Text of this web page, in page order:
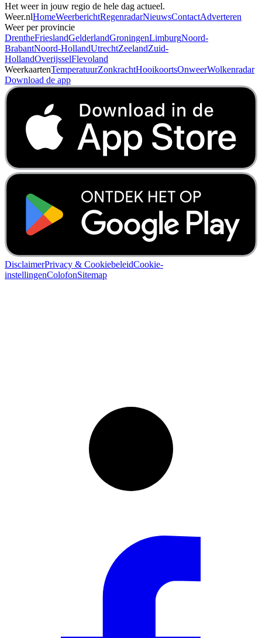
Het weer in jouw regio de hele dag actueel.
Weer.nlHomeWeerberichtRegenradarNieuwsContactAdverteren
Weer per provincie
DrentheFrieslandGelderlandGroningenLimburgNoord-
BrabantNoord-HollandUtrechtZeelandZuid-
HollandOverijsselFlevoland
WeerkaartenTemperatuurZonkrachtHooikoortsOnweerWolkenradar
Download de app
DisclaimerPrivacy & CookiebeleidCookie-
instellingenColofonSitemap